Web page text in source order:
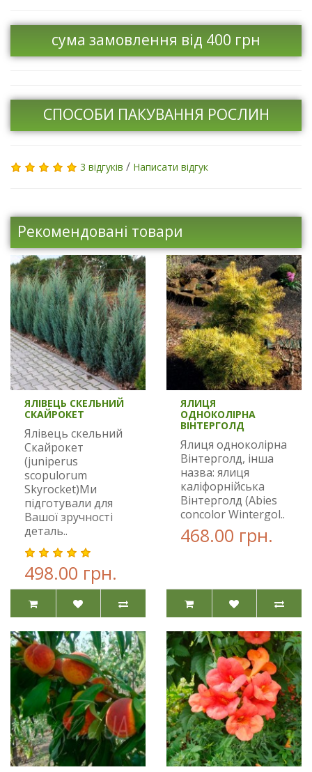
сума замовлення від 400 грн
СПОСОБИ ПАКУВАННЯ РОСЛИН
3 відгуків / Написати відгук
Рекомендовані товари
ЯЛІВЕЦЬ СКЕЛЬНИЙ
СКАЙРОКЕТ
Ялівець скельний
Скайрокет
(juniperus
scopulorum
Skyrocket)Ми
підготували для
Вашої зручності
деталь..
498.00 грн.
ЯЛИЦЯ
ОДНОКОЛІРНА
ВІНТЕРГОЛД
Ялиця одноколірна
Вінтерголд, інша
назва: ялиця
каліфорнійська
Вінтерголд (Abies
concolor Wintergol..
468.00 грн.